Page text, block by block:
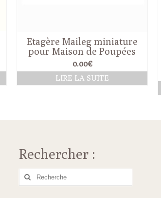
Etagère Maileg miniature
pour Maison de Poupées
0.00€
LIRE LA SUITE
Rechercher :
Rechercher